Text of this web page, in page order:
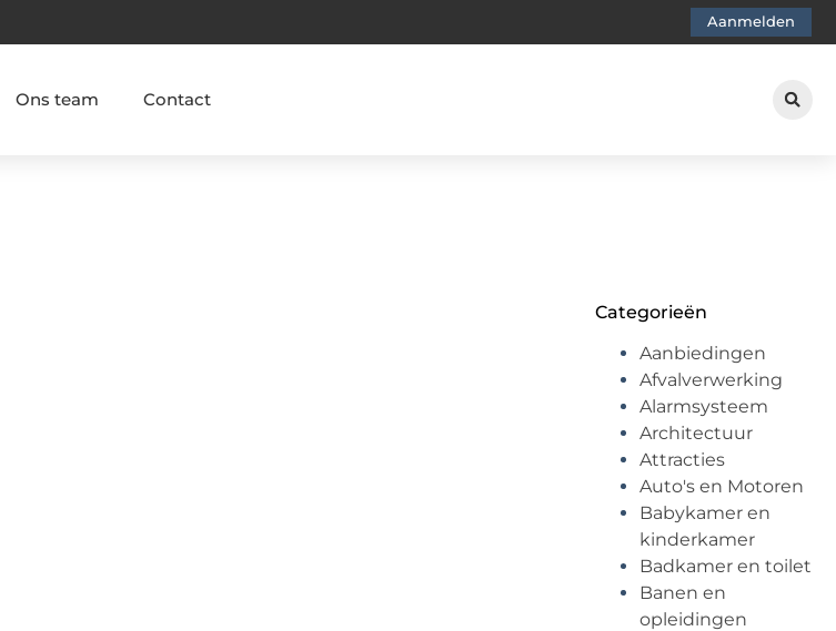
Aanmelden
Ons team Contact
Categorieën
Aanbiedingen
Afvalverwerking
Alarmsysteem
Architectuur
Attracties
Auto's en Motoren
Babykamer en
kinderkamer
Badkamer en toilet
Banen en
opleidingen